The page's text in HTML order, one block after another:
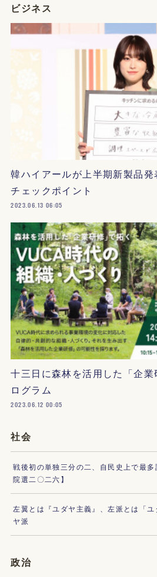
ビジネス
韓ハイアールが上半期新製品
チェックポイント
2023.06.13 06:05
十三日に森林を活用した「企
ログラム
2023.06.12 00:05
社会
戦後初の単独三分の二、自民史上で最
院選二〇二六】
左翼とは『ユダヤ主義』、左派とは「
ヤ派
政治